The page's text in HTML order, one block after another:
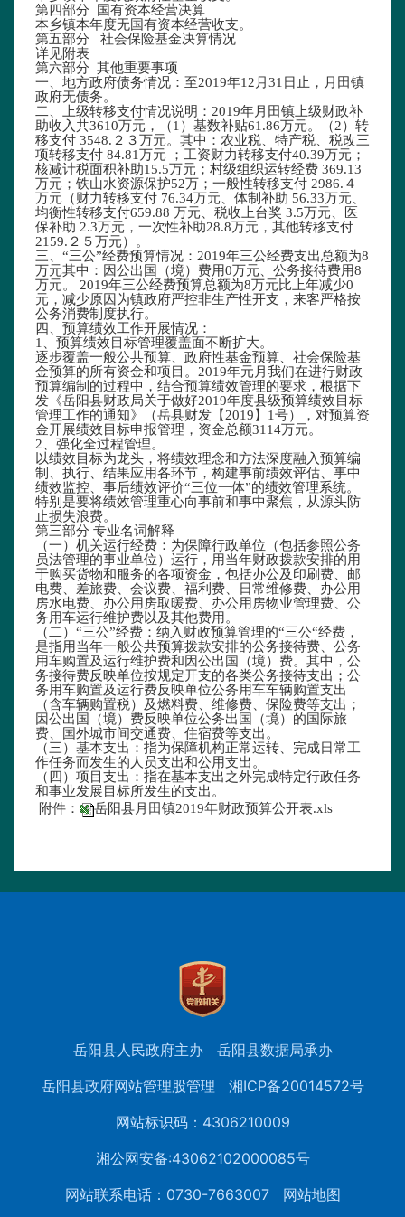
第四部分 国有资本经营决算
本乡镇本年度无国有资本经营收支。
第五部分 社会保险基金决算情况
详见附表
第六部分 其他重要事项
一、地方政府债务情况：至2019年12月31日止，月田镇
政府无债务。
二、上级转移支付情况说明：2019年月田镇上级财政补
助收入共3610万元，
（1）基数补贴61.86万元。（2）转
移支付 3548.２３万元。其中：农业税、 特产税、 税改三
项转移支付 84.81万元 ；工资财力转移支付40.39万元；
核减计税面积补助15.5万元； 村级组织运转经费 369.13
万元；铁山水资源保护52万 ； 一般性转移支付 2986.４
万元（财力转移支付 76.34万元、体制补助 56.33万元、
均衡性转移支付659.88 万元、税收上台奖 3.5万元、医
保补助 2.3万元，一次性补助28.8万元 ，其他转移支付
2159.２５万元） 。
三、“三公”经费预算情况：2019年三公经费支出总额为8
万元其中：因公出国（境）费用0万元、公务接待费用8
万元。 2019年三公经费预算总额为8万元比上年减少0
元，减少原因为镇政府严控非生产性开支，来客严格按
公务消费制度执行。
四、预算绩效工作开展情况：
1、预算绩效目标管理覆盖面不断扩大。
逐步覆盖一般公共预算、政府性基金预算、社会保险基
金预算的所有资金和项目。2019年元月我们在进行财政
预算编制的过程中，结合预算绩效管理的要求，根据下
发《岳阳县财政局关于做好2019年度县级预算绩效目标
管理工作的通知》（岳县财发【2019】1号），对预算资
金开展绩效目标申报管理，资金总额3114万元。
2、强化全过程管理。
以绩效目标为龙头，将绩效理念和方法深度融入预算编
制、执行、结果应用各环节，构建事前绩效评估、事中
绩效监控、事后绩效评价“三位一体”的绩效管理系统。
特别是要将绩效管理重心向事前和事中聚焦，从源头防
止损失浪费。
第三部分 专业名词解释
（一）机关运行经费：为保障行政单位（包括参照公务
员法管理的事业单位）运行，用当年财政拨款安排的用
于购买货物和服务的各项资金，包括办公及印刷费、邮
电费、差旅费、会议费、福利费、日常维修费、办公用
房水电费、办公用房取暖费、办公用房物业管理费、公
务用车运行维护费以及其他费用。
（二）“三公”经费：纳入财政预算管理的“三公“经费，
是指用当年一般公共预算拨款安排的公务接待费、公务
用车购置及运行维护费和因公出国（境）费。其中，公
务接待费反映单位按规定开支的各类公务接待支出；公
务用车购置及运行费反映单位公务用车车辆购置支出
（含车辆购置税）及燃料费、维修费、保险费等支出；
因公出国（境）费反映单位公务出国（境）的国际旅
费、国外城市间交通费、住宿费等支出。
（三）基本支出：指为保障机构正常运转、完成日常工
作任务而发生的人员支出和公用支出。
（四）项目支出：指在基本支出之外完成特定行政任务
和事业发展目标所发生的支出。
附件：
岳阳县月田镇2019年财政预算公开表.xls
岳阳县人民政府主办
岳阳县数据局承办
岳阳县政府网站管理股管理
湘ICP备20014572号
网站标识码：4306210009
湘公网安备:43062102000085号
网站联系电话：0730-7663007
网站地图